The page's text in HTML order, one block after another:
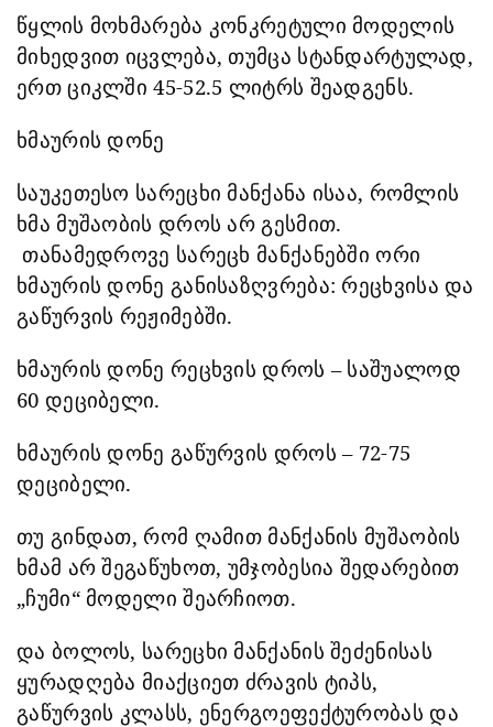
წყლის მოხმარება კონკრეტული მოდელის
მიხედვით იცვლება, თუმცა სტანდარტულად,
ერთ ციკლში 45-52.5 ლიტრს შეადგენს.
ხმაურის დონე
საუკეთესო სარეცხი მანქანა ისაა, რომლის
ხმა მუშაობის დროს არ გესმით.
თანამედროვე სარეცხ მანქანებში ორი
ხმაურის დონე განისაზღვრება: რეცხვისა და
გაწურვის რეჟიმებში.
ხმაურის დონე რეცხვის დროს – საშუალოდ
60 დეციბელი.
ხმაურის დონე გაწურვის დროს– 72-75
დეციბელი.
თუ გინდათ, რომ ღამით მანქანის მუშაობის
ხმამ არ შეგაწუხოთ, უმჯობესია შედარებით
„ჩუმი“მოდელი შეარჩიოთ.
და ბოლოს, სარეცხი მანქანის შეძენისას
ყურადღება მიაქციეთ ძრავის ტიპს,
გაწურვის კლასს, ენერგოეფექტურობას და